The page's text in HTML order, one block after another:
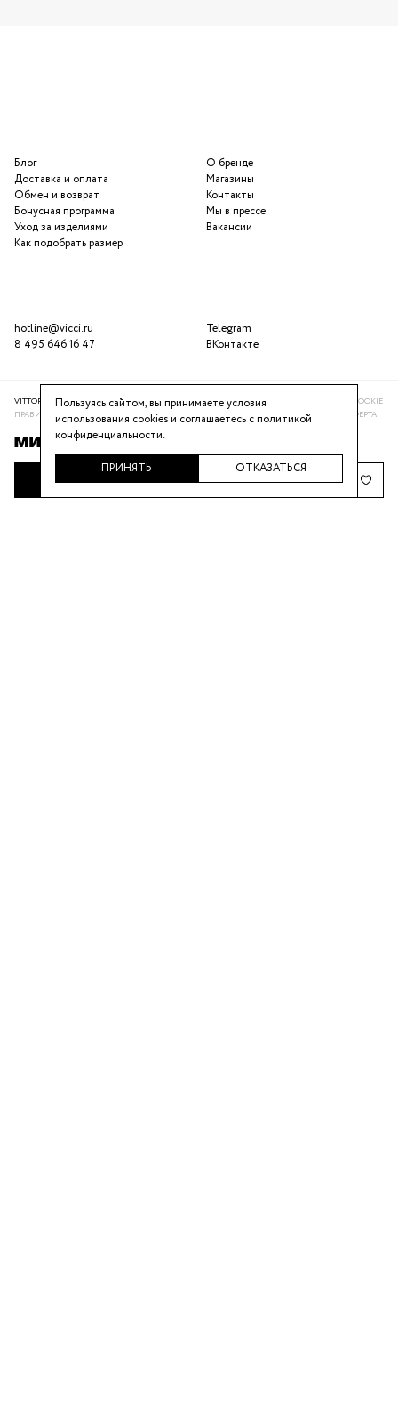
ДОБАВИТЬ В КОРЗИНУ
О бренде
Магазины
Контакты
Мы в прессе
Вакансии
Telegram
ВКонтакте
Блог
Доставка и оплата
Обмен и возврат
Бонусная программа
Уход за изделиями
Как подобрать размер
hotline@vicci.ru
8 495 646 16 47
VITTORIA VICCI © 2016-2025ПОЛИТИКА КОНФИДЕНЦИАЛЬНОСТИ
ИСПОЛЬЗОВАНИЕ COOKIE
ПРАВИЛА ПРОГРАММЫ ЛОЯЛЬНОСТИ
ПУБЛИЧНАЯ ОФЕРТА
Пользуясь сайтом, вы принимаете условия
использования cookies и соглашаетесь сполитикой
конфиденциальности.
ПРИНЯТЬ ОТКАЗАТЬСЯ